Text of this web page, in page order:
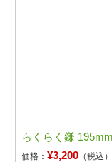
らくらく鎌
価格：¥3,200 （税込）